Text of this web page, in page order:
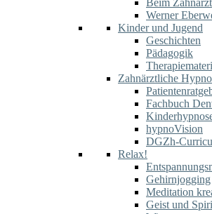
Beim Zahnarzt
Werner
Kinder und Jugend
Geschichten
Pädagogik
Zahnärztliche
Fachbuch
hypnoVision
DGZh-
Relax!
Gehirnjogging
Meditation
Geist und